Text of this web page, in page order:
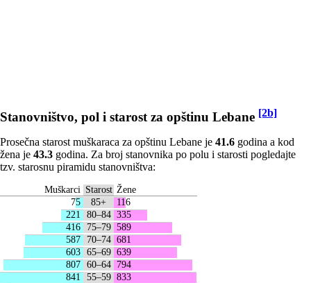
Stanovništvo, pol i starost za opštinu Lebane [2b]
Prosečna starost muškaraca za opštinu Lebane je 41.6 godina a kod
žena je 43.3 godina. Za broj stanovnika po polu i starosti pogledajte
tzv. starosnu piramidu stanovništva:
Muškarci Starost Žene
75
85+
116
221
80–84 335
416
75–79 589
587
70–74 681
603 65–69 639
807 60–64
794
841
55–59 833